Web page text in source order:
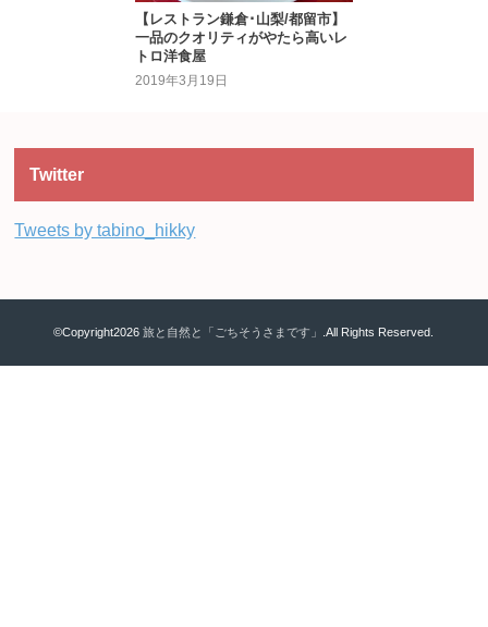
【レストラン鎌倉･山梨/都留市】
一品のクオリティがやたら高いレ
トロ洋食屋
2019年3月19日
Twitter
Tweets by tabino_hikky
©Copyright2026旅と自然と「ごちそうさまです」 .All Rights Reserved.